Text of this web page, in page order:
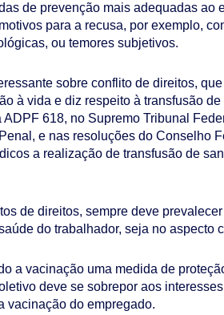
de prevenção mais adequadas ao
para a recusa, por exemplo,
ou temores subjetivos.
sobre conflito de direitos,
à vida e diz respeito à transfusão
ADPF 618, no Supremo Tribunal
e nas resoluções do Conselho
a realização de transfusão de
de direitos, sempre deve
do trabalhador, seja no aspecto
a vacinação uma medida de
deve se sobrepor aos
vacinação do empregado.